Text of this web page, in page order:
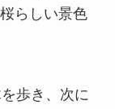
らしい景色
歩き、次に